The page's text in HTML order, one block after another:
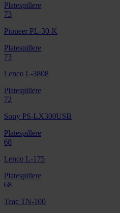
Platespillere
73
Pioneer PL-30-K
Platespillere
73
Lenco L-3808
Platespillere
72
Sony PS-LX300USB
Platespillere
68
Lenco L-175
Platespillere
68
Teac TN-100